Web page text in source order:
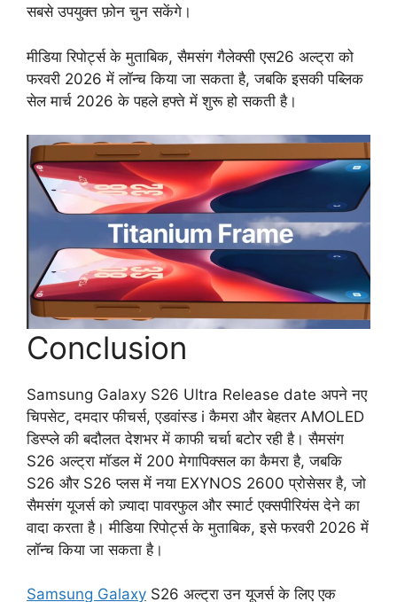
सबसे उपयुक्त फ़ोन चुन सकेंगे।
मीडिया रिपोर्ट्स के मुताबिक, सैमसंग गैलेक्सी एस26 अल्ट्रा को
फरवरी 2026 में लॉन्च किया जा सकता है, जबकि इसकी पब्लिक
सेल मार्च 2026 के पहले हफ्ते में शुरू हो सकती है।
Conclusion
Samsung Galaxy S26 Ultra Release date अपने नए
चिपसेट, दमदार फीचर्स, एडवांस्ड i कैमरा और बेहतर AMOLED
डिस्प्ले की बदौलत देशभर में काफी चर्चा बटोर रही है। सैमसंग
S26 अल्ट्रा मॉडल में 200 मेगापिक्सल का कैमरा है, जबकि
S26 और S26 प्लस में नया EXYNOS 2600 प्रोसेसर है, जो
सैमसंग यूजर्स को ज़्यादा पावरफुल और स्मार्ट एक्सपीरियंस देने का
वादा करता है। मीडिया रिपोर्ट्स के मुताबिक, इसे फरवरी 2026 में
लॉन्च किया जा सकता है।
Samsung Galaxy S26 अल्ट्रा उन यूजर्स के लिए एक